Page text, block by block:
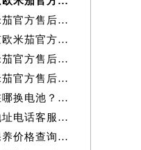
2、亲身探访北京欧米茄官方售后服务中心｜最新热线和全部维修地址（2026
3、亲身到店探访北京欧米茄官方售后服务中心｜地址及官方联系电话（2026
4、亲身探访北京欧米茄官方售后服务中心｜全新地址与售后热线（2026年7
5、亲身探访北京欧米茄官方售后服务中心｜详细网点地址与售后热线（2026
6、北京欧米茄手表在哪换电池？专业售后维修服务指南权威公示（2026年7
7、北京欧米茄网点地址电话客服查询与售后维修保养服务权威公示（2026
8、北京欧米茄手表保养价格查询费用明细权威公示（2026年7月最新）